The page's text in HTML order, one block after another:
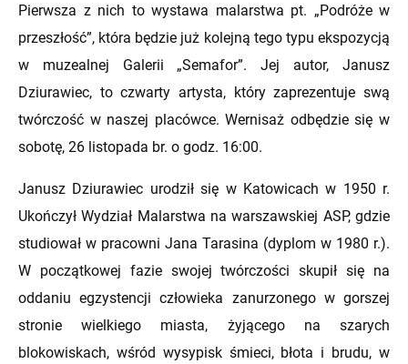
Pierwsza z nich to wystawa malarstwa pt. „Podróże w
przeszłość”, która będzie już kolejną tego typu ekspozycją
w muzealnej Galerii „Semafor”. Jej autor, Janusz
Dziurawiec, to czwarty artysta, który zaprezentuje swą
twórczość w naszej placówce. Wernisaż odbędzie się w
sobotę, 26 listopada br. o godz. 16:00.
Janusz Dziurawiec urodził się w Katowicach w 1950 r.
Ukończył Wydział Malarstwa na warszawskiej ASP, gdzie
studiował w pracowni Jana Tarasina (dyplom w 1980 r.).
W początkowej fazie swojej twórczości skupił się na
oddaniu egzystencji człowieka zanurzonego w gorszej
stronie wielkiego miasta, żyjącego na szarych
blokowiskach, wśród wysypisk śmieci, błota i brudu, w